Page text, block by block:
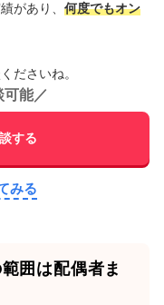
があり、 何度でもオン
ださいね。
可能／
する
みる
囲は配偶者ま